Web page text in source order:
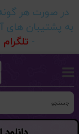
در صورت هر
به پشتیبان های
- تلگرام